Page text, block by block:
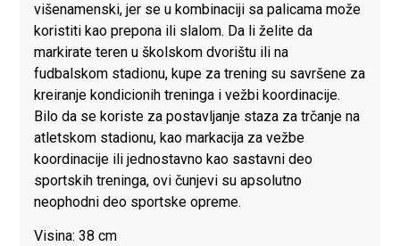
višenamenski, jer se u kombinaciji sa palicama može
koristiti kao prepona ili slalom. Da li želite da
markirate teren u školskom dvorištu ili na
fudbalskom stadionu, kupe za trening su savršene za
kreiranje kondicionih treninga i vežbi koordinacije.
Bilo da se koriste za postavljanje staza za trčanje na
atletskom stadionu, kao markacija za vežbe
koordinacije ili jednostavno kao sastavni deo
sportskih treninga, ovi čunjevi su apsolutno
neophodni deo sportske opreme.
Visina: 38 cm